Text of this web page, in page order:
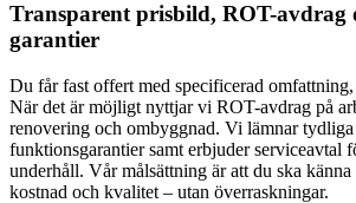
Transparent prisbild, ROT-avdrag
garantier
Du får fast offert med specificerad
När det är möjligt nyttjar vi ROT-avdrag på
renovering och ombyggnad. Vi lämnar
funktionsgarantier samt erbjuder serviceavtal
underhåll. Vår målsättning är att du ska
kostnad och kvalitet – utan överraskningar.